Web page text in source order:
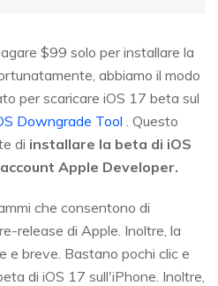
$99 solo per installare la
abbiamo il modo
per scaricare iOS 17 beta sul
Downgrade Tool . Questo
di installare la beta di iOS
Apple Developer.
che consentono di
release di Apple. Inoltre, la
e breve. Bastano pochi clic e
di iOS 17 sull'iPhone. Inoltre,